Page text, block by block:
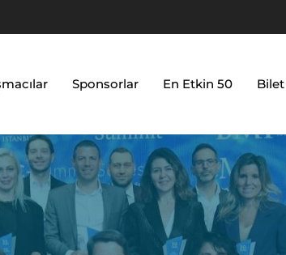
Sponsorlar En Etkin 50